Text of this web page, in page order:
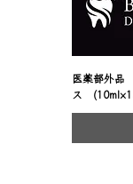
医薬部外品
ス